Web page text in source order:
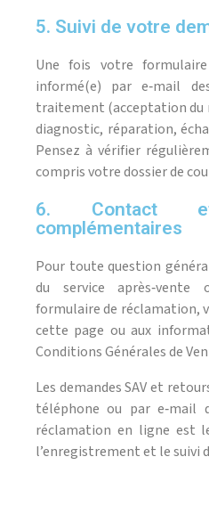
5. Suivi de votre
Une fois votre
informé(e) par e‑mail
traitement (acceptation du
diagnostic, réparation,
Pensez à vérifier
compris votre dossier de
6. Contact et
complémentaires
Pour toute question
du service
formulaire de réclamation,
cette page ou aux
Conditions Générales de
Les demandes SAV et
téléphone ou par e‑mail
réclamation en ligne est
l’enregistrement et le suivi